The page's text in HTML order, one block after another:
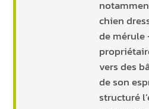
chien
de mérule
vers des
de son
structuré